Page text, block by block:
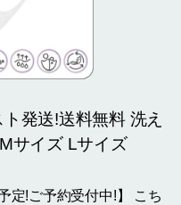
発送!送料無料 洗え
サイズ Lサイズ
定!ご予約受付中!】 こち